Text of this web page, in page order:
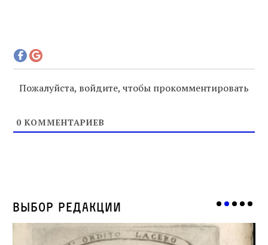
Пожалуйста, войдите, чтобы прокомментировать
0 КОММЕНТАРИЕВ
Выбор редакции